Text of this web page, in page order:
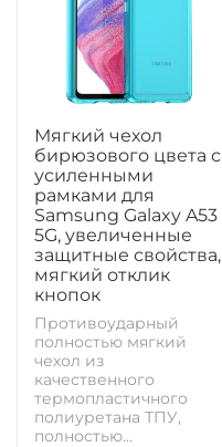
Мягкий чехол
бирюзового цвета с
усиленными
рамками для
Samsung Galaxy A53
5G, увеличенные
защитные свойства,
мягкий отклик
кнопок
Противоударный
полностью мягкий
чехол из
качественного
термопластичного
полиуретана ТПУ,
полностью...